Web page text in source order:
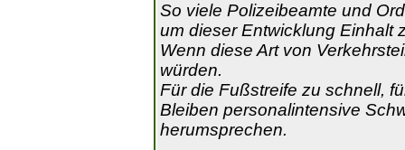
So viele Polizeibeamte und
um dieser Entwicklung Einhalt
Wenn diese Art von
würden.
Für die Fußstreife zu schnell,
Bleiben personalintensive
herumsprechen.